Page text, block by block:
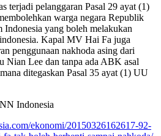
terjadi pelanggaran Pasal 29 ayat (1)
warga negara Republik
Indonesia yang boleh melakukan
Kapal MV Hai Fa juga
penggunaan nakhoda asing dari
Nian Lee dan tanpa ada ABK asal
ditegaskan Pasal 35 ayat (1) UU
Indonesia
ekonomi/20150326162617-92-